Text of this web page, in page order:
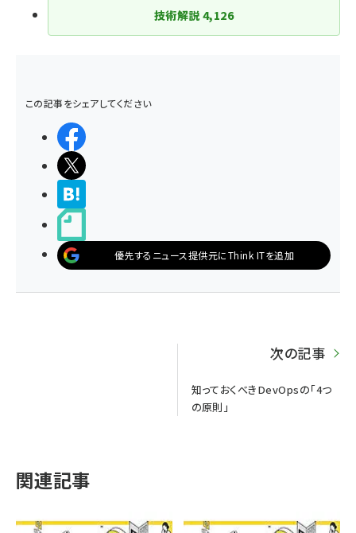
技術解説 4,126
この記事をシェアしてください
優先するニュース提供元にThink ITを追加
次の記事
知っておくべきDevOpsの「4つ
の原則」
関連記事